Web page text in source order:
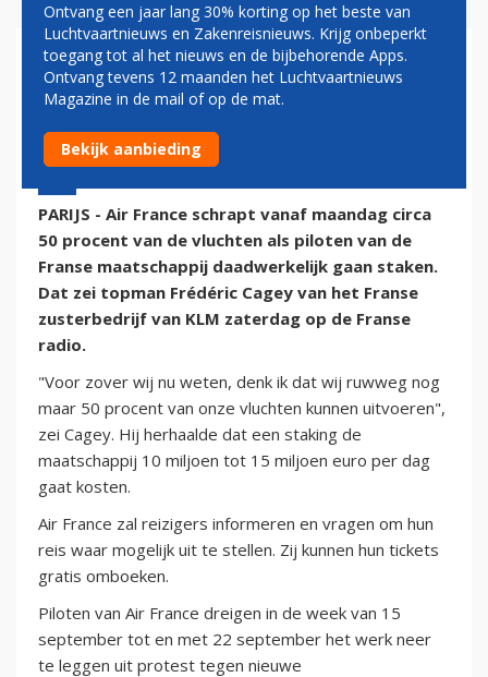
AIR FRANCE SCHRAPT
VLUCHTEN WEGENS STAKING
13 september 2014 - 16:39
PARIJS - Air France schrapt vanaf maandag circa
50 procent van de vluchten als piloten van de
Franse maatschappij daadwerkelijk gaan staken.
Dat zei topman Frédéric Cagey van het Franse
zusterbedrijf van KLM zaterdag op de Franse
radio.
"Voor zover wij nu weten, denk ik dat wij ruwweg nog
maar 50 procent van onze vluchten kunnen uitvoeren",
zei Cagey. Hij herhaalde dat een staking de
maatschappij 10 miljoen tot 15 miljoen euro per dag
gaat kosten.
Air France zal reizigers informeren en vragen om hun
reis waar mogelijk uit te stellen. Zij kunnen hun tickets
gratis omboeken.
Piloten van Air France dreigen in de week van 15
september tot en met 22 september het werk neer
te leggen uit protest tegen nieuwe
Ontvang een jaar lang 30% korting op het beste van
Luchtvaartnieuws en Zakenreisnieuws. Krijg onbeperkt
toegang tot al het nieuws en de bijbehorende Apps.
Ontvang tevens 12 maanden het Luchtvaartnieuws
Magazine in de mail of op de mat.
Bekijk aanbieding